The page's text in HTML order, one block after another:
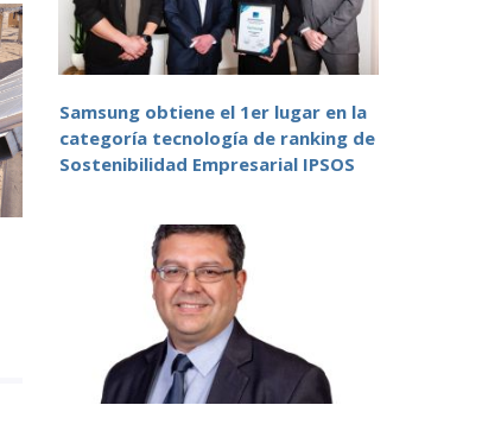
Samsung obtiene el 1er lugar en la
categoría tecnología de ranking de
Sostenibilidad Empresarial IPSOS